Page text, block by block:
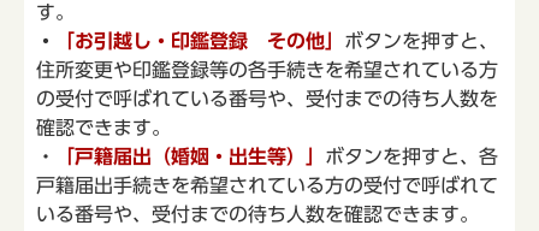
す。
・
「お引越し・印鑑登録 その他」 ボタンを押すと、
住所変更や印鑑登録等の各手続きを希望されている方
の受付で呼ばれている番号や、受付までの待ち人数を
確認できます。
・
「戸籍届出（婚姻・出生等）」 ボタンを押すと、各
戸籍届出手続きを希望されている方の受付で呼ばれて
いる番号や、受付までの待ち人数を確認できます。